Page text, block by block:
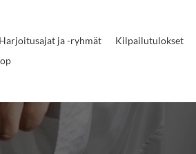
Harjoitusajat ja -ryhmät Kilpailutulokset